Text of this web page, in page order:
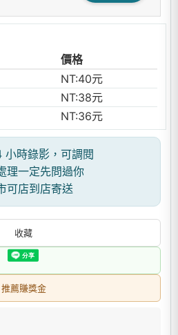
價格
NT:40元
NT:38元
NT:36元
時錄影，可調閱
理一定先問過你
可店到店寄送
收藏
推薦賺獎金